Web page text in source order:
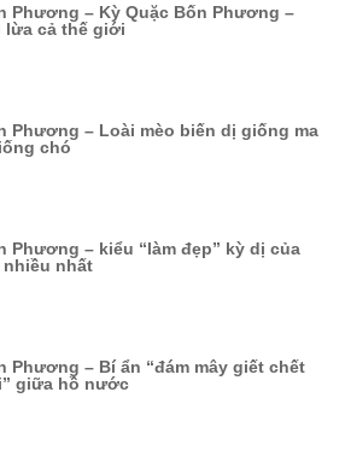
Phương – Kỳ Quặc Bốn Phương –
lừa cả thế giới
Phương – Loài mèo biến dị giống ma
chó
Phương – kiểu “làm đẹp” kỳ dị của
nhiều nhất
Phương – Bí ẩn “đám mây giết chết
giữa hồ nước